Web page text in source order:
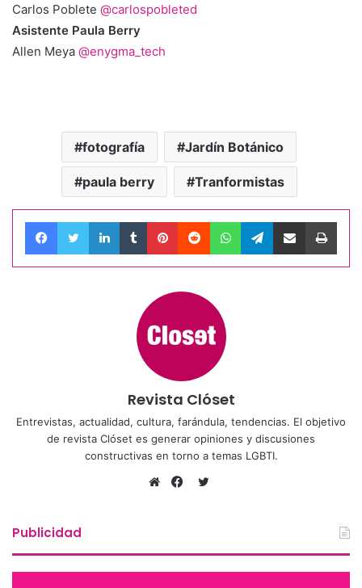
Carlos Poblete @carlospobleted
Asistente Paula Berry
Allen Meya @enygma_tech
fotografía Jardín Botánico
paula berry Tranformistas
FacebookTwitterLinkedInTumblrPinterestRedditWhatsAppTelegramCompartir por correo electrónico
Revista Clóset
Entrevistas, actualidad, cultura, farándula, tendencias. El objetivo
de revista Clóset es generar opiniones y discusiones
constructivas en torno a temas LGBTI.
Publicidad